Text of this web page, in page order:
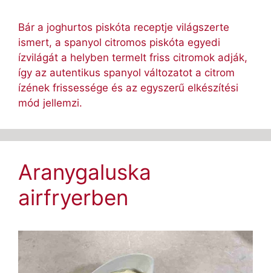
Bár a joghurtos piskóta receptje világszerte
ismert, a spanyol citromos piskóta egyedi
ízvilágát a helyben termelt friss citromok adják,
így az autentikus spanyol változatot a citrom
ízének frissessége és az egyszerű elkészítési
mód jellemzi.
Aranygaluska
airfryerben